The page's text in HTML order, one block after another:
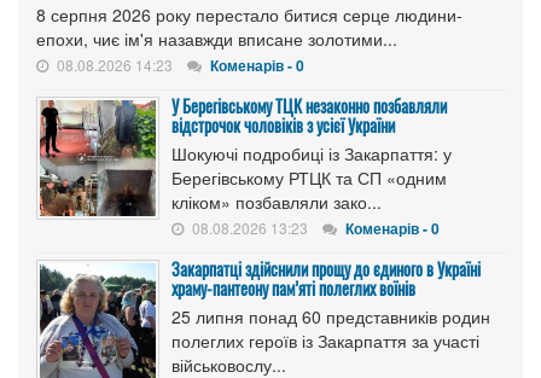
8 серпня 2026 року перестало битися серце людини-
епохи, чиє ім'я назавжди вписане золотими...
08.08.2026 14:23 Коменарів - 0
У Берегівському ТЦК незаконно позбавляли
відстрочок чоловіків з усієї України
Шокуючі подробиці із Закарпаття: у
Берегівському РТЦК та СП «одним
кліком» позбавляли зако...
08.08.2026 13:23 Коменарів - 0
Закарпатці здійснили прощу до єдиного в Україні
храму-пантеону пам’яті полеглих воїнів
25 липня понад 60 представників родин
полеглих героїв із Закарпаття за участі
військовослу...